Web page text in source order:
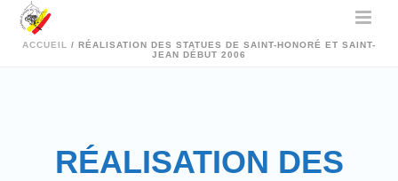
ACCUEIL / RÉALISATION DES STATUES DE SAINT-HONORÉ ET SAINT-
JEAN DÉBUT 2006
RÉALISATION DES